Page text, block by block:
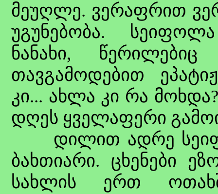
მეუღლე. ვერაფრით
უგუნებობა.
ნანახი,
თავგამოდებით
კი... ახლა კი რა
დღეს ყველაფერი
დილით ადრე
ბახთიარი. ცხენები
სახლის ერთ